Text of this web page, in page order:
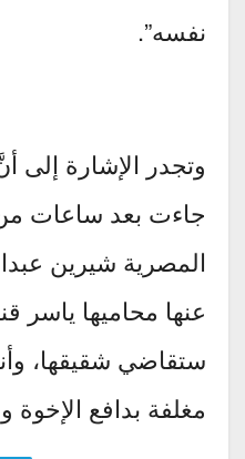
نفسه”.
وتجدر الإشارة إلى
جاءت بعد ساعات من
المصرية شيرين
عنها محاميها ياسر
ستقاضي شقيقها،
مغلفة بدافع الإخوة